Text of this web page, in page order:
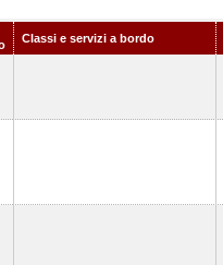
Classi e servizi a bordo